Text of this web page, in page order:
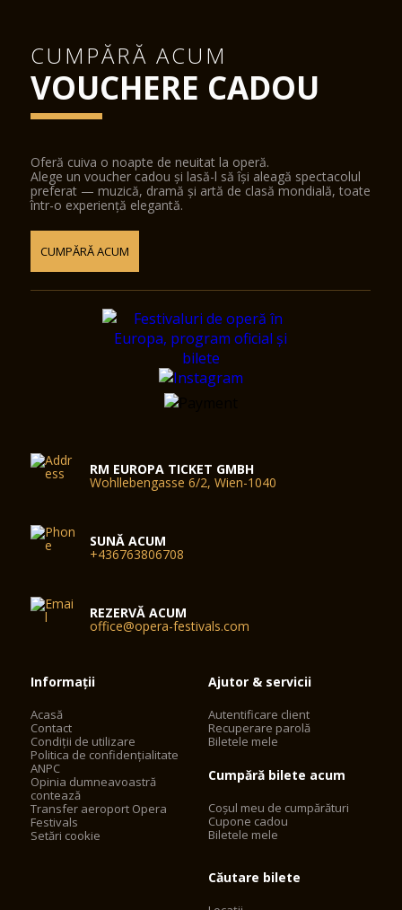
CUMPĂRĂ ACUM
VOUCHERE CADOU
Oferă cuiva o noapte de neuitat la operă.
Alege un voucher cadou și lasă-l să își aleagă spectacolul
preferat — muzică, dramă și artă de clasă mondială, toate
într-o experiență elegantă.
CUMPĂRĂ ACUM
RM EUROPA TICKET GMBH
Wohllebengasse 6/2, Wien-1040
SUNĂ ACUM
+436763806708
REZERVĂ ACUM
office@opera-festivals.com
Informații
Acasă
Contact
Condiții de utilizare
Politica de confidențialitate
ANPC
Opinia dumneavoastră
contează
Transfer aeroport Opera
Festivals
Setări cookie
Ajutor & servicii
Autentificare client
Recuperare parolă
Biletele mele
Cumpără bilete acum
Coșul meu de cumpărături
Cupone cadou
Biletele mele
Căutare bilete